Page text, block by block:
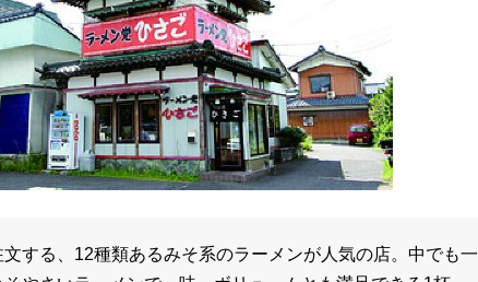
する、12種類あるみそ系のラーメンが人気の店。中でも一